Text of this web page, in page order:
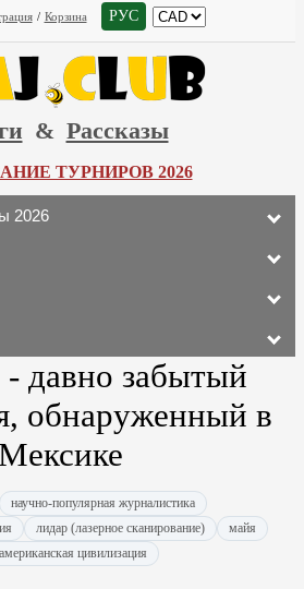
/ Корзина РУС
& Рассказы
ТУРНИРОВ 2026
2026
давно забытый
обнаруженный в
Мексике
научно-популярная журналистика
лидар (лазерное сканирование)
майя
цивилизация